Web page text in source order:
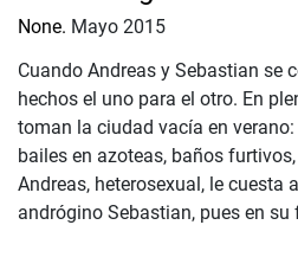
None. Mayo 2015
Cuando Andreas y Sebastian se
hechos el uno para el otro. En
toman la ciudad vacía en verano:
bailes en azoteas, baños
Andreas, heterosexual, le cuesta
andrógino Sebastian, pues en su